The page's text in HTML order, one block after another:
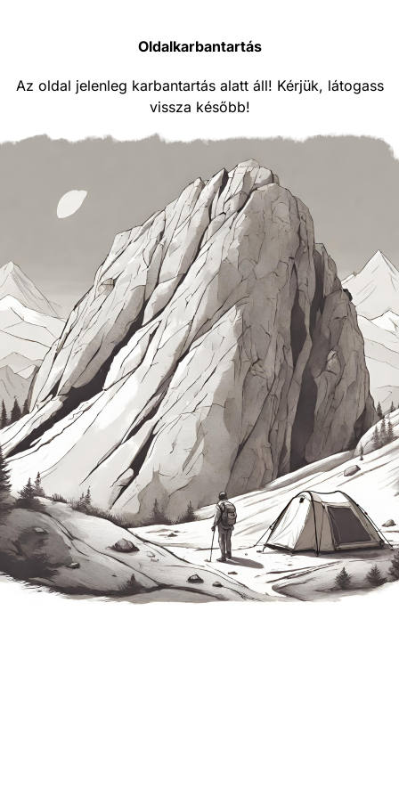
Oldalkarbantartás
Az oldal jelenleg karbantartás alatt áll! Kérjük, látogass
vissza később!